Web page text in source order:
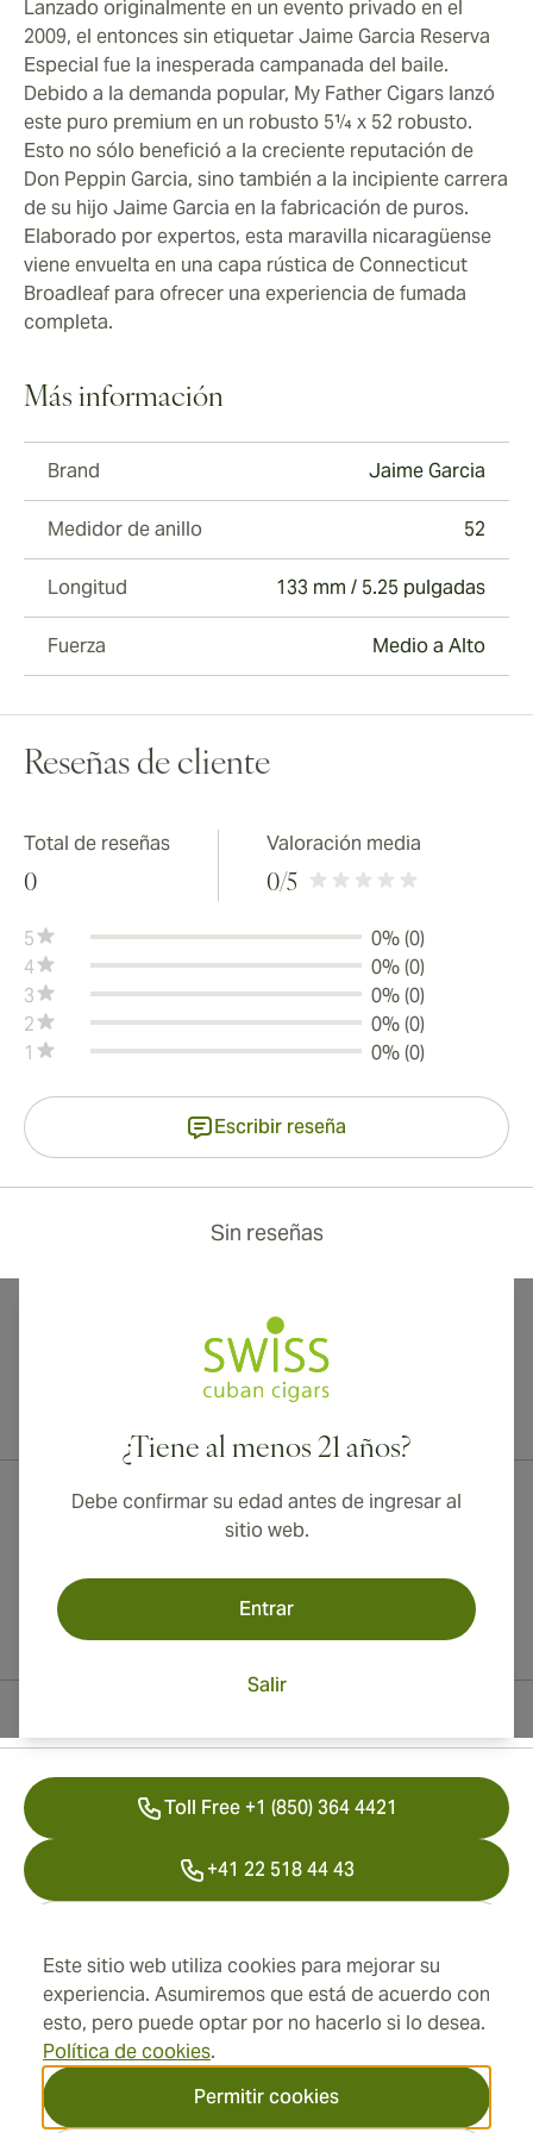
Este sitio web utiliza cookies para mejorar su
experiencia. Asumiremos que está de acuerdo con
esto, pero puede optar por no hacerlo si lo desea.
Política de cookies.
Permitir cookies
Lanzado originalmente en un evento privado en el
2009, el entonces sin etiquetar Jaime Garcia Reserva
Especial fue la inesperada campanada del baile.
Debido a la demanda popular, My Father Cigars lanzó
este puro premium en un robusto 5¼ x 52 robusto.
Esto no sólo benefició a la creciente reputación de
Don Peppin Garcia, sino también a la incipiente carrera
de su hijo Jaime Garcia en la fabricación de puros.
Elaborado por expertos, esta maravilla nicaragüense
viene envuelta en una capa rústica de Connecticut
Broadleaf para ofrecer una experiencia de fumada
completa.
Más información
Brand Jaime Garcia
Medidor de anillo 52
Longitud 133 mm / 5.25 pulgadas
Fuerza Medio a Alto
Reseñas de cliente
Total de reseñas
0
Valoración media
0/5
5
0% (0)
4
0% (0)
3
0% (0)
2
0% (0)
1
0% (0)
Escribir reseña
Sin reseñas
¿Tiene al menos 21 años?
Debe confirmar su edad antes de ingresar al
sitio web.
Entrar
Salir
Dirección
Información
Toll Free +1 (850) 364 4421
+41 22 518 44 43